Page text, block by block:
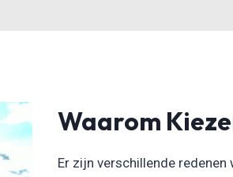
Waarom
Er zijn verschillende